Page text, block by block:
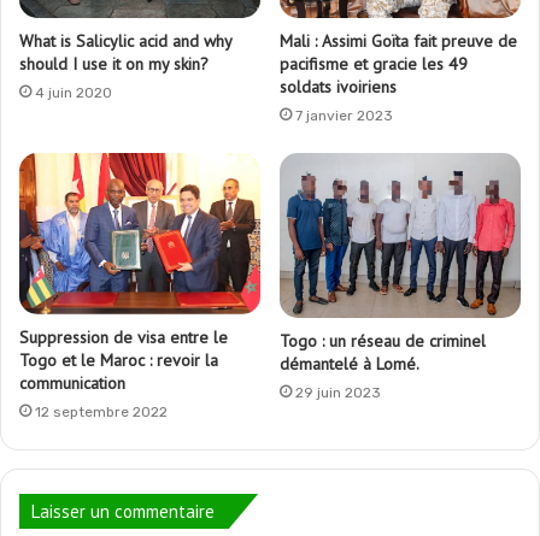
What is Salicylic acid and why
should I use it on my skin?
4 juin 2020
Mali : Assimi Goïta fait preuve de
pacifisme et gracie les 49
soldats ivoiriens
7 janvier 2023
Suppression de visa entre le
Togo et le Maroc : revoir la
communication
12 septembre 2022
Togo : un réseau de criminel
démantelé à Lomé.
29 juin 2023
Laisser un commentaire